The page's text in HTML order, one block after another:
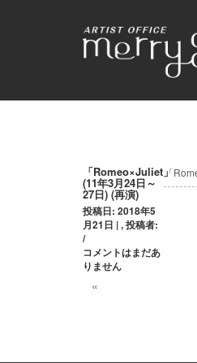
「Romeo×Juliet」
(11年3月24日～
27日) (再演)
投稿日: 2018年5
月21日 | , 投稿者:
/
コメントはまだあ
りません
「
投
稿
ナ
ビ
ゲ
«